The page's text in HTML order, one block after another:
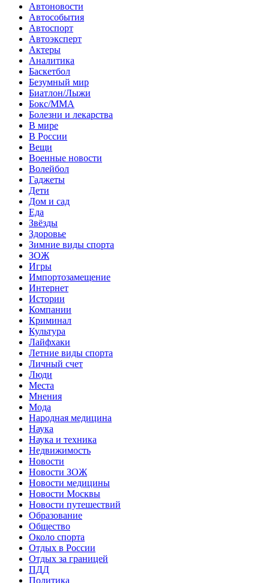
Автоновости
Автособытия
Автоспорт
Автоэксперт
Актеры
Аналитика
Баскетбол
Безумный мир
Биатлон/Лыжи
Бокс/MMA
Болезни и лекарства
В мире
В России
Вещи
Военные новости
Волейбол
Гаджеты
Дети
Дом и сад
Еда
Звёзды
Здоровье
Зимние виды спорта
ЗОЖ
Игры
Импортозамещение
Интернет
Истории
Компании
Криминал
Культура
Лайфхаки
Летние виды спорта
Личный счет
Люди
Места
Мнения
Мода
Народная медицина
Наука
Наука и техника
Недвижимость
Новости
Новости ЗОЖ
Новости медицины
Новости Москвы
Новости путешествий
Образование
Общество
Около спорта
Отдых в России
Отдых за границей
ПДД
Политика